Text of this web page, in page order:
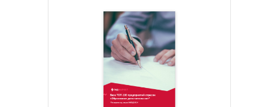
либо